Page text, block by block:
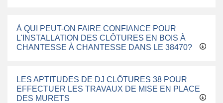
À QUI PEUT-ON FAIRE CONFIANCE POUR
L'INSTALLATION DES CLÔTURES EN BOIS À
CHANTESSE À CHANTESSE DANS LE 38470?
LES APTITUDES DE DJ CLÔTURES 38 POUR
EFFECTUER LES TRAVAUX DE MISE EN PLACE
DES MURETS